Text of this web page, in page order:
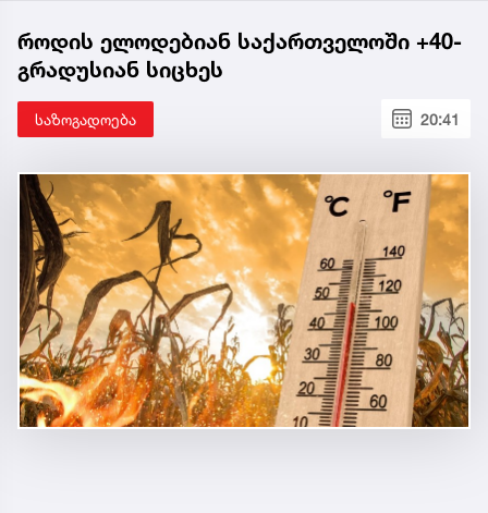
როდის ელოდებიან საქართველოში +40-
გრადუსიან სიცხეს
საზოგადოება 20:41